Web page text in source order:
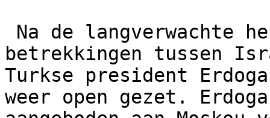
betrekkingen tussen
Turkse president
weer open gezet.